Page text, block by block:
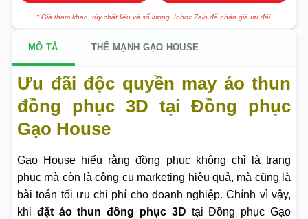
* Giá tham khảo, tùy chất liệu và số lượng. Inbox Zalo để nhận giá ưu đãi.
MÔ TẢ THẾ MẠNH GẠO HOUSE
Ưu đãi độc quyền may áo thun
đồng phục 3D tại Đồng phục
Gạo House
Gạo House hiểu rằng đồng phục không chỉ là trang
phục mà còn là công cụ marketing hiệu quả, mà cũng là
bài toán tối ưu chi phí cho doanh nghiệp. Chính vì vậy,
khi đặt áo thun đồng phục 3D tại Đồng phục Gạo